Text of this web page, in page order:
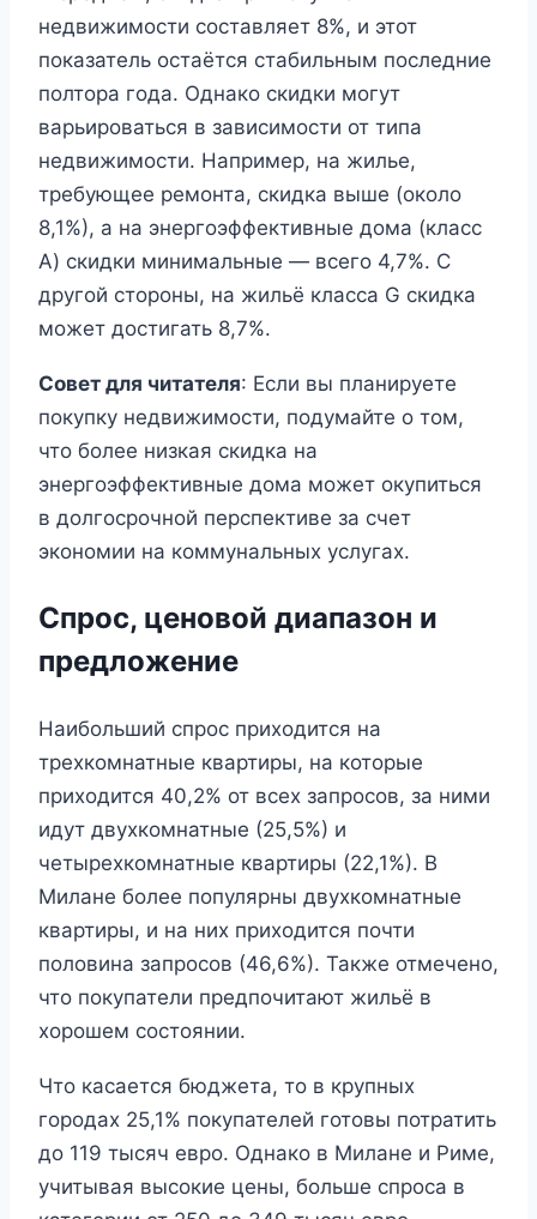
недвижимости составляет 8%, и этот
показатель остаётся стабильным последние
полтора года. Однако скидки могут
варьироваться в зависимости от типа
недвижимости. Например, на жилье,
требующее ремонта, скидка выше (около
8,1%), а на энергоэффективные дома (класс
A) скидки минимальные — всего 4,7%. С
другой стороны, на жильё класса G скидка
может достигать 8,7%.
Совет для читателя: Если вы планируете
покупку недвижимости, подумайте о том,
что более низкая скидка на
энергоэффективные дома может окупиться
в долгосрочной перспективе за счет
экономии на коммунальных услугах.
Спрос, ценовой диапазон и
предложение
Наибольший спрос приходится на
трехкомнатные квартиры, на которые
приходится 40,2% от всех запросов, за ними
идут двухкомнатные (25,5%) и
четырехкомнатные квартиры (22,1%). В
Милане более популярны двухкомнатные
квартиры, и на них приходится почти
половина запросов (46,6%). Также отмечено,
что покупатели предпочитают жильё в
хорошем состоянии.
Что касается бюджета, то в крупных
городах 25,1% покупателей готовы потратить
до 119 тысяч евро. Однако в Милане и Риме,
учитывая высокие цены, больше спроса в